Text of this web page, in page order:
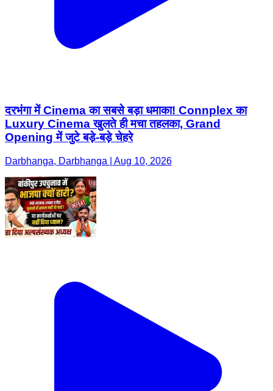
दरभंगा में Cinema का सबसे बड़ा धमाका! Connplex का
Luxury Cinema खुलते ही मचा तहलका, Grand
Opening में जुटे बड़े-बड़े चेहरे
Darbhanga, Darbhanga | Aug 10, 2026